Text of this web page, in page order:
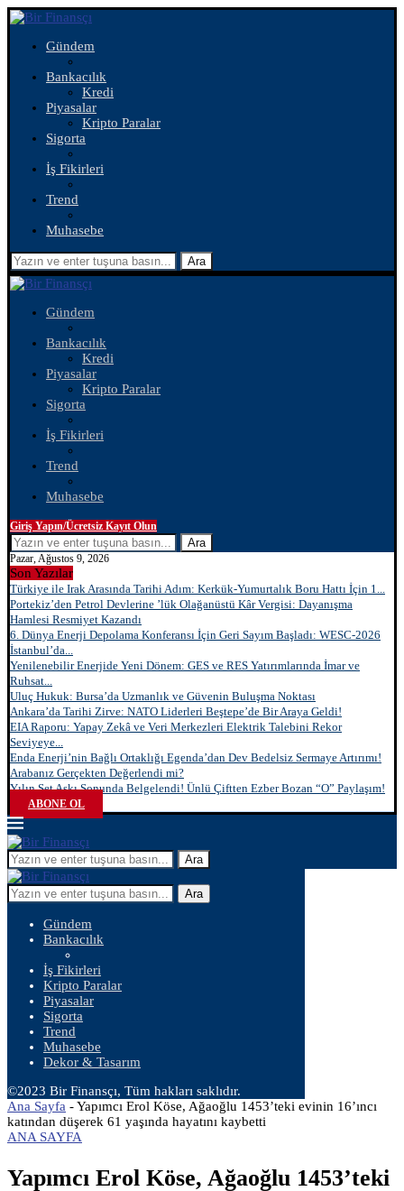
Gündem
Bankacılık
Kredi
Piyasalar
Kripto Paralar
Sigorta
İş Fikirleri
Trend
Muhasebe
Ara
Gündem
Bankacılık
Kredi
Piyasalar
Kripto Paralar
Sigorta
İş Fikirleri
Trend
Muhasebe
Giriş Yapın/Ücretsiz Kayıt Olun
Ara
Pazar, Ağustos 9, 2026
Son Yazılar
Türkiye ile Irak Arasında Tarihi Adım: Kerkük-Yumurtalık Boru Hattı İçin 1...
Portekiz’den Petrol Devlerine ’lük Olağanüstü Kâr Vergisi: Dayanışma
Hamlesi Resmiyet Kazandı
6. Dünya Enerji Depolama Konferansı İçin Geri Sayım Başladı: WESC-2026
İstanbul’da...
Yenilenebilir Enerjide Yeni Dönem: GES ve RES Yatırımlarında İmar ve
Ruhsat...
Uluç Hukuk: Bursa’da Uzmanlık ve Güvenin Buluşma Noktası
Ankara’da Tarihi Zirve: NATO Liderleri Beştepe’de Bir Araya Geldi!
EIA Raporu: Yapay Zekâ ve Veri Merkezleri Elektrik Talebini Rekor
Seviyeye...
Enda Enerji’nin Bağlı Ortaklığı Egenda’dan Dev Bedelsiz Sermaye Artırımı!
Arabanız Gerçekten Değerlendi mi?
Yılın Set Aşkı Sonunda Belgelendi! Ünlü Çiftten Ezber Bozan “O” Paylaşım!
ABONE OL
Ara
Ara
Gündem
Bankacılık
İş Fikirleri
Kripto Paralar
Piyasalar
Sigorta
Trend
Muhasebe
Dekor & Tasarım
©2023 Bir Finansçı, Tüm hakları saklıdır.
Ana Sayfa -Yapımcı Erol Köse, Ağaoğlu 1453’teki evinin 16’ıncı
katından düşerek 61 yaşında hayatını kaybetti
ANA SAYFA
Yapımcı Erol Köse, Ağaoğlu 1453’teki